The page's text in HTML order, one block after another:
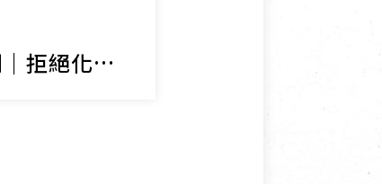
果乾挑選 3 大法則｜拒絕化學添加，天然果乾這樣買